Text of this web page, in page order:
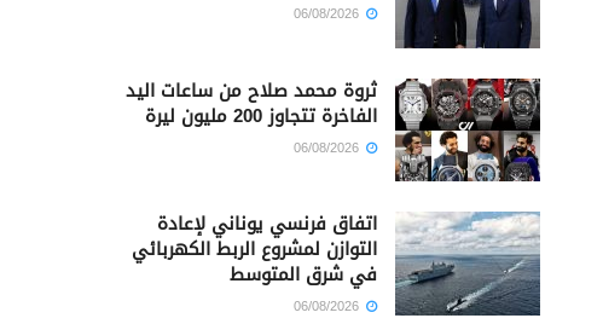
ثروة محمد صلاح من ساعات اليد
الفاخرة تتجاوز 200 مليون ليرة
اتفاق فرنسي يوناني لإعادة
التوازن لمشروع الربط الكهربائي
في شرق المتوسط